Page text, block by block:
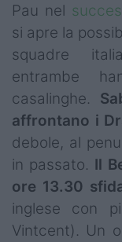
Campionati
Serie A
Serie B
Serie C
Femminile
Giovanili
Coppa Italia
Pau nel
si apre la
squadre
entrambe
casalinghe.
affrontano i
debole, al
in passato. Il
ore 13.30
inglese con
Vintcent). Un